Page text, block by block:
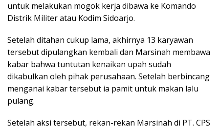
untuk melakukan mogok kerja dibawa ke Komando
Distrik Militer atau Kodim Sidoarjo.
Setelah ditahan cukup lama, akhirnya 13 karyawan
tersebut dipulangkan kembali dan Marsinah membawa
kabar bahwa tuntutan kenaikan upah sudah
dikabulkan oleh pihak perusahaan. Setelah berbincang
menganai kabar tersebut ia pamit untuk makan lalu
pulang.
Setelah aksi tersebut, rekan-rekan Marsinah di PT. CPS